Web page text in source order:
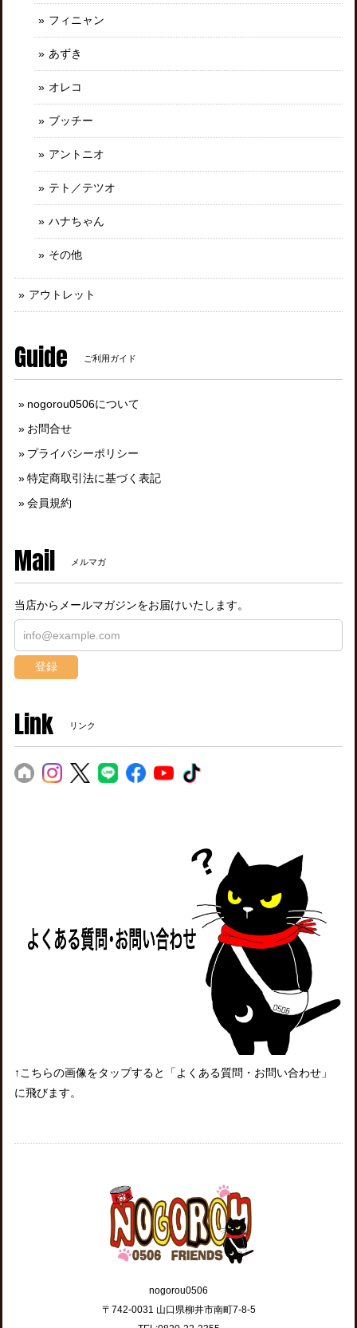
フィニャン
あずき
オレコ
ブッチー
アントニオ
テト／テツオ
ハナちゃん
その他
アウトレット
Guide ご利用ガイド
nogorou0506について
お問合せ
プライバシーポリシー
特定商取引法に基づく表記
会員規約
Mail メルマガ
当店からメールマガジンをお届けいたします。
登録
Link リンク
↑こちらの画像をタップすると「よくある質問・お問い合わせ」
に飛びます。
nogorou0506
〒742-0031 山口県柳井市南町7-8-5